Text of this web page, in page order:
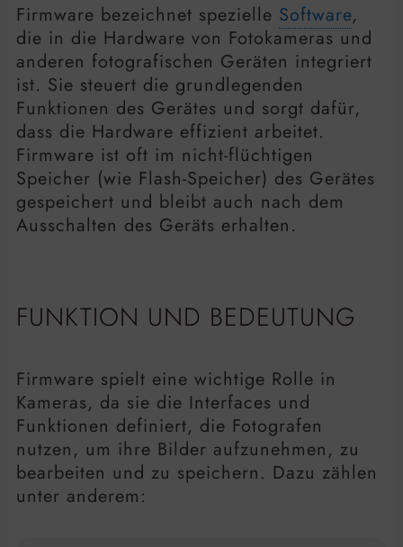
Firmware bezeichnet spezielle Software,
die in die Hardware von Fotokameras und
anderen fotografischen Geräten integriert
ist. Sie steuert die grundlegenden
Funktionen des Gerätes und sorgt dafür,
dass die Hardware effizient arbeitet.
Firmware ist oft im nicht-flüchtigen
Speicher (wie Flash-Speicher) des Gerätes
gespeichert und bleibt auch nach dem
Ausschalten des Geräts erhalten.
FUNKTION UND BEDEUTUNG
Firmware spielt eine wichtige Rolle in
Kameras, da sie die Interfaces und
Funktionen definiert, die Fotografen
nutzen, um ihre Bilder aufzunehmen, zu
bearbeiten und zu speichern. Dazu zählen
unter anderem: